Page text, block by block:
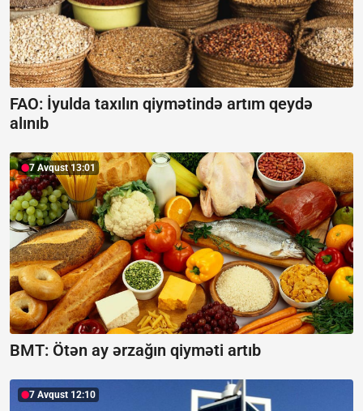
FAO: İyulda taxılın qiymətində artım qeydə
alınıb
7 Avqust 13:01
BMT: Ötən ay ərzağın qiyməti artıb
7 Avqust 12:10